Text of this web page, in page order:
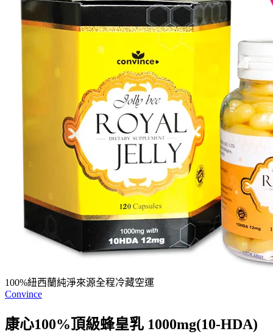
100%紐西蘭純淨來源全程冷藏空運
Convince
康心100%頂級蜂皇乳 1000mg(10-HDA)